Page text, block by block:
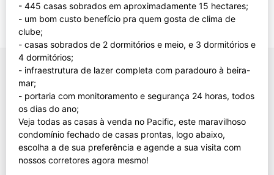
- 445 casas sobrados em aproximadamente 15 hectares;
- um bom custo benefício pra quem gosta de clima de
clube;
- casas sobrados de 2 dormitórios e meio, e 3 dormitórios e
4 dormitórios;
- infraestrutura de lazer completa com paradouro à beira-
mar;
- portaria com monitoramento e segurança 24 horas, todos
os dias do ano;
Veja todas as casas à venda no Pacific, este maravilhoso
condomínio fechado de casas prontas, logo abaixo,
escolha a de sua preferência e agende a sua visita com